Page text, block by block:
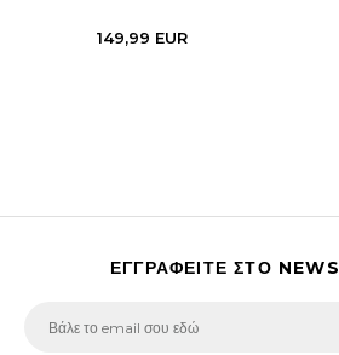
149,99 EUR
ΕΓΓΡΑΦΕΙΤΕ ΣΤΟ